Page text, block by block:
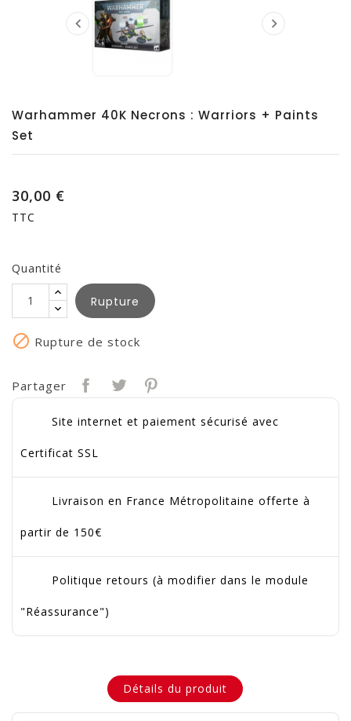
 
Warhammer 40K Necrons : Warriors + Paints
Set
30,00 €
TTC
Quantité
Rupture
 Rupture de stock
Partager
Site internet et paiement sécurisé avec
Certificat SSL
Livraison en France Métropolitaine offerte à
partir de 150€
Politique retours (à modifier dans le module
"Réassurance")
Détails du produit